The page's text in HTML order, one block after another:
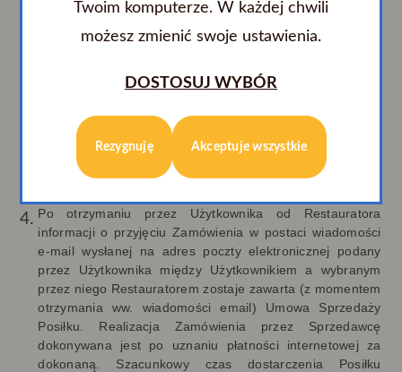
Użytkownika dane a następnie wysłanie Zamówienia.
potwierdzeniu przez Użytkownika wszystkich jego
„Zamawiam i płacę”. W trakcie składania Zamówienia - do
Użytkownik ma możliwość modyfikacji wprowadzonych
danych, w tym w zakresie wyboru Posiłku. W tym celu
należy kierować się wyświetlanymi Użytkownikowi
komunikatami oraz informacjami dostępnymi w ramach
Po otrzymaniu przez Użytkownika od Restauratora
informacji o przyjęciu Zamówienia w postaci wiadomości
e-mail wysłanej na adres poczty elektronicznej podany
przez Użytkownika między Użytkownikiem a wybranym
przez niego Restauratorem zostaje zawarta (z momentem
otrzymania ww. wiadomości email) Umowa Sprzedaży
Posiłku. Realizacja Zamówienia przez Sprzedawcę
dokonywana jest po uznaniu płatności internetowej za
dokonaną. Szacunkowy czas dostarczenia Posiłku
Twoim komputerze. W każdej chwili
możesz zmienić swoje ustawienia.
DOSTOSUJ WYBÓR
Rezygnuję Akceptuje wszystkie